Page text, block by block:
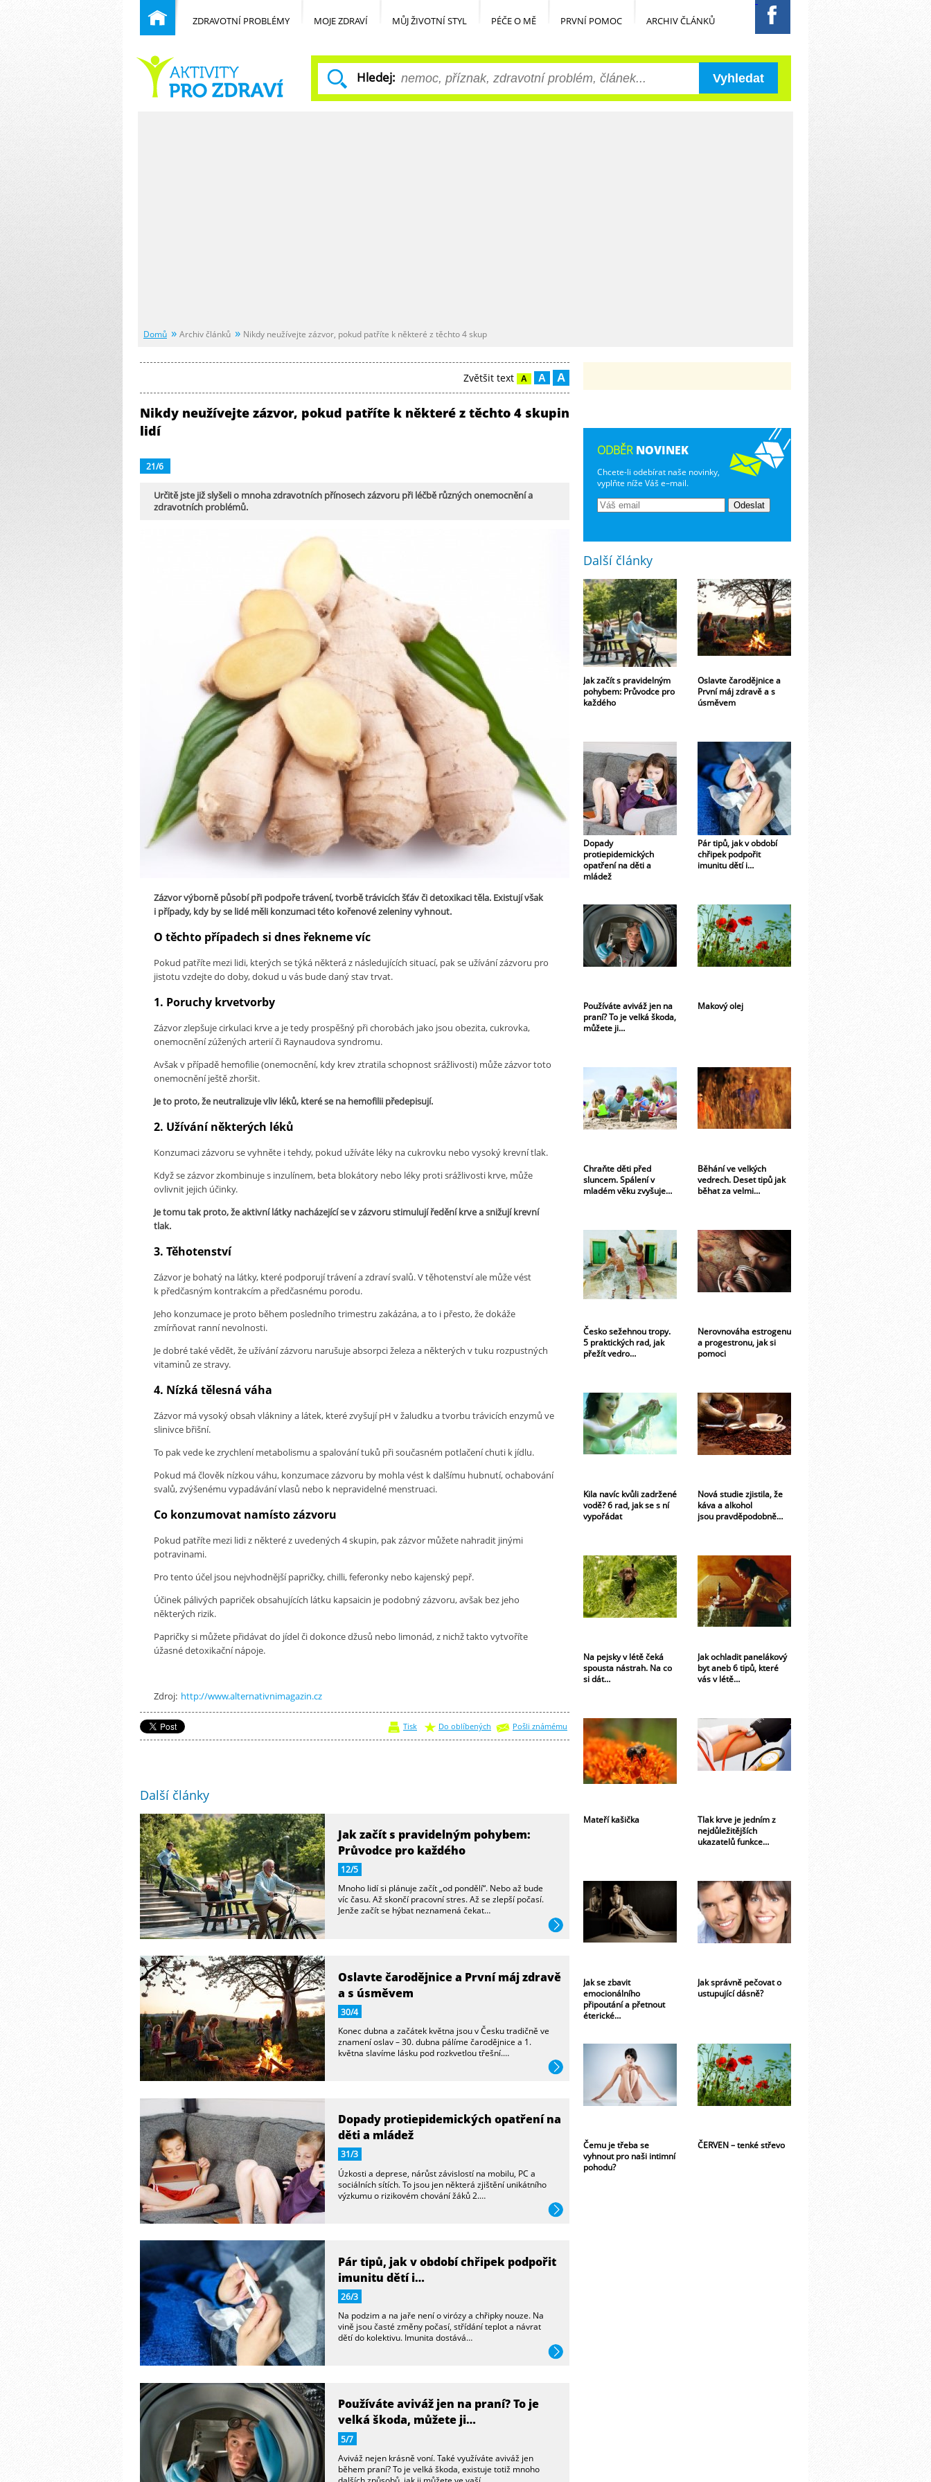
ZDRAVOTNÍ PROBLÉMY MOJE ZDRAVÍ MŮJ ŽIVOTNÍ STYL PÉČE O MĚ PRVNÍ POMOC ARCHIV ČLÁNKŮ
Hledej: Vyhledat
Domů Archiv článků Nikdy neužívejte zázvor, pokud patříte k některé z těchto 4 skup
Zvětšit text A A A
Nikdy neužívejte zázvor, pokud patříte k některé z těchto 4 skupin
lidí
21/6
Určitě jste již slyšeli o mnoha zdravotních přínosech zázvoru při léčbě různých onemocnění a
zdravotních problémů.
Zázvor výborně působí při podpoře trávení, tvorbě trávicích šťáv či detoxikaci těla. Existují však
i případy, kdy by se lidé měli konzumaci této kořenové zeleniny vyhnout.
O těchto případech si dnes řekneme víc
Pokud patříte mezi lidi, kterých se týká některá z následujících situací, pak se užívání zázvoru pro
jistotu vzdejte do doby, dokud u vás bude daný stav trvat.
1. Poruchy krvetvorby
Zázvor zlepšuje cirkulaci krve a je tedy prospěšný při chorobách jako jsou obezita, cukrovka,
onemocnění zúžených arterií či Raynaudova syndromu.
Avšak v případě hemofilie (onemocnění, kdy krev ztratila schopnost srážlivosti) může zázvor toto
onemocnění ještě zhoršit.
Je to proto, že neutralizuje vliv léků, které se na hemofilii předepisují.
2. Užívání některých léků
Konzumaci zázvoru se vyhněte i tehdy, pokud užíváte léky na cukrovku nebo vysoký krevní tlak.
Když se zázvor zkombinuje s inzulínem, beta blokátory nebo léky proti srážlivosti krve, může
ovlivnit jejich účinky.
Je tomu tak proto, že aktivní látky nacházející se v zázvoru stimulují ředění krve a snižují krevní
tlak.
3. Těhotenství
Zázvor je bohatý na látky, které podporují trávení a zdraví svalů. V těhotenství ale může vést
k předčasným kontrakcím a předčasnému porodu.
Jeho konzumace je proto během posledního trimestru zakázána, a to i přesto, že dokáže
zmírňovat ranní nevolnosti.
Je dobré také vědět, že užívání zázvoru narušuje absorpci železa a některých v tuku rozpustných
vitaminů ze stravy.
4. Nízká tělesná váha
Zázvor má vysoký obsah vlákniny a látek, které zvyšují pH v žaludku a tvorbu trávicích enzymů ve
slinivce břišní.
To pak vede ke zrychlení metabolismu a spalování tuků při současném potlačení chuti k jídlu.
Pokud má člověk nízkou váhu, konzumace zázvoru by mohla vést k dalšímu hubnutí, ochabování
svalů, zvýšenému vypadávání vlasů nebo k nepravidelné menstruaci.
Co konzumovat namísto zázvoru
Pokud patříte mezi lidi z některé z uvedených 4 skupin, pak zázvor můžete nahradit jinými
potravinami.
Pro tento účel jsou nejvhodnější papričky, chilli, feferonky nebo kajenský pepř.
Účinek pálivých papriček obsahujících látku kapsaicin je podobný zázvoru, avšak bez jeho
některých rizik.
Papričky si můžete přidávat do jídel či dokonce džusů nebo limonád, z nichž takto vytvoříte
úžasné detoxikační nápoje.
Zdroj: http://www.alternativnimagazin.cz
Tisk Do oblíbených Pošli známému
Další články
Jak začít s pravidelným pohybem:
Průvodce pro každého
12/5
Mnoho lidí si plánuje začít „od pondělí“. Nebo až bude
víc času. Až skončí pracovní stres. Až se zlepší počasí.
Jenže začít se hýbat neznamená čekat…
Oslavte čarodějnice a První máj zdravě
a s úsměvem
30/4
Konec dubna a začátek května jsou v Česku tradičně ve
znamení oslav – 30. dubna pálíme čarodějnice a 1.
května slavíme lásku pod rozkvetlou třešní.…
Dopady protiepidemických opatření na
děti a mládež
31/3
Úzkosti a deprese, nárůst závislostí na mobilu, PC a
sociálních sítích. To jsou jen některá zjištění unikátního
výzkumu o rizikovém chování žáků 2.…
Pár tipů, jak v období chřipek podpořit
imunitu dětí i…
26/3
Na podzim a na jaře není o virózy a chřipky nouze. Na
vině jsou časté změny počasí, střídání teplot a návrat
dětí do kolektivu. Imunita dostává…
Používáte aviváž jen na praní? To je
velká škoda, můžete ji…
5/7
Aviváž nejen krásně voní. Také využíváte aviváž jen
během praní? To je velká škoda, existuje totiž mnoho
dalších způsobů, jak ji můžete ve vaší…
ODBĚR NOVINEK
Chcete-li odebírat naše novinky,
vyplňte níže Váš e–mail.
Další články
Jak začít s pravidelným
pohybem: Průvodce pro
každého
Oslavte čarodějnice a
První máj zdravě a s
úsměvem
Dopady
protiepidemických
opatření na děti a
mládež
Pár tipů, jak v období
chřipek podpořit
imunitu dětí i…
Používáte aviváž jen na
praní? To je velká škoda,
můžete ji…
Makový olej
Chraňte děti před
sluncem. Spálení v
mladém věku zvyšuje…
Běhání ve velkých
vedrech. Deset tipů jak
běhat za velmi…
Česko sežehnou tropy.
5 praktických rad, jak
přežít vedro…
Nerovnováha estrogenu
a progestronu, jak si
pomoci
Kila navíc kvůli zadržené
vodě? 6 rad, jak se s ní
vypořádat
Nová studie zjistila, že
káva a alkohol
jsou pravděpodobně…
Na pejsky v létě čeká
spousta nástrah. Na co
si dát…
Jak ochladit panelákový
byt aneb 6 tipů, které
vás v létě…
Mateří kašička
Tlak krve je jedním z
nejdůležitějších
ukazatelů funkce…
Jak se zbavit
emocionálního
připoutání a přetnout
éterické…
Jak správně pečovat o
ustupující dásně?
Čemu je třeba se
vyhnout pro naši intimní
pohodu?
ČERVEN – tenké střevo